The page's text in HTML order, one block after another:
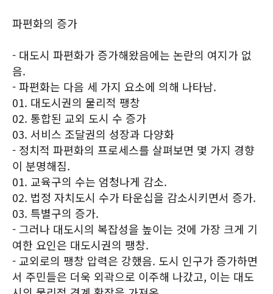
파편화의 증가
- 대도시 파편화가 증가해왔음에는 논란의 여지가 없
음.
- 파편화는 다음 세 가지 요소에 의해 나타남.
01. 대도시권의 물리적 팽창
02. 통합된 교외 도시 수 증가
03. 서비스 조달권의 성장과 다양화
- 정치적 파편화의 프로세스를 살펴보면 몇 가지 경향
이 분명해짐.
01. 교육구의 수는 엄청나게 감소.
02. 법정 자치도시 수가 타운십을 감소시키면서 증가.
03. 특별구의 증가.
- 그러나 대도시의 복잡성을 높이는 것에 가장 크게 기
여한 요인은 대도시권의 팽창.
- 교외로의 팽창 압력은 강했음. 도시 인구가 증가하면
서 주민들은 더욱 외곽으로 이주해 나갔고, 이는 대도